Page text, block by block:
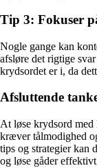
Tip 3: Fokuser
Nogle gange kan
afsløre det rigtige
krydsordet er i, da
Afsluttende
At løse krydsord
kræver tålmodighed
tips og strategier kan
og løse gåder